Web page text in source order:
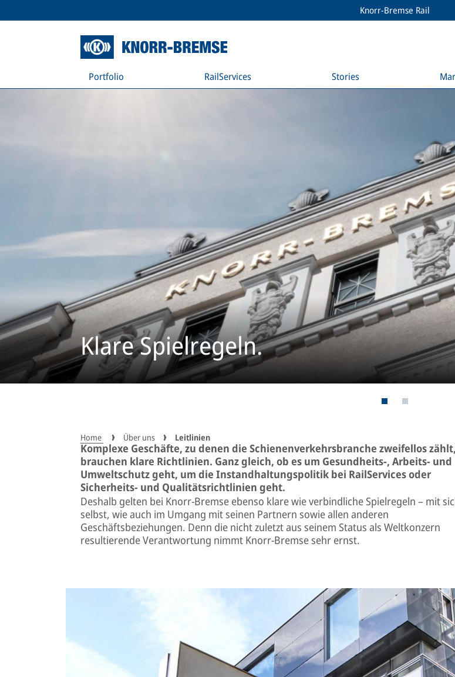
Knorr-Bremse Rail
Portfolio RailServices Stories
Klare Spielregeln.
Home Über uns Leitlinien
Komplexe Geschäfte, zu denen die Schienenverkehrsbranche zweifellos zählt,
brauchen klare Richtlinien. Ganz gleich, ob es um Gesundheits-, Arbeits- und
Umweltschutz geht, um die Instandhaltungspolitik bei RailServices oder
Sicherheits- und Qualitätsrichtlinien geht.
Deshalb gelten bei Knorr-Bremse ebenso klare wie verbindliche Spielregeln – mit
selbst, wie auch im Umgang mit seinen Partnern sowie allen anderen
Geschäftsbeziehungen. Denn die nicht zuletzt aus seinem Status als Weltkonzern
resultierende Verantwortung nimmt Knorr-Bremse sehr ernst.